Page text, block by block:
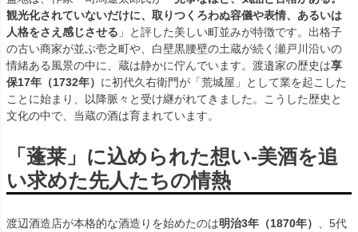
観光化されていないだけに、取りつくろわぬ容儀や表情、あるいは
人格をさえ感じさせる 」と評した美しい町並みが特徴です。出格子
の古い商家が並ぶ壱之町や、白壁黒腰壁の土蔵が続く瀬戸川沿いの
情緒ある風景の中に、蔵は静かに佇んでいます。渡邉家の歴史は享
保17年（1732年） に初代久右衛門が「荒城屋」として業を起こした
ことに始まり、以降脈々と受け継がれてきました。こうした歴史と
文化の中で、当蔵の酒は育まれています。
「蓬莱」に込められた想い-美酒を追
い求めた先人たちの情熱
渡辺酒造店が本格的な酒造りを始めたのは明治3年（1870年）
、5代